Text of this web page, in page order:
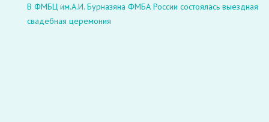
В ФМБЦ им.А.И. Бурназяна ФМБА России состоялась выездная
свадебная церемония